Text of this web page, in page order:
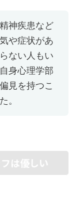
神疾患など
や症状があ
ない人もい
身心理学部
見を持つこ
。
は優しい